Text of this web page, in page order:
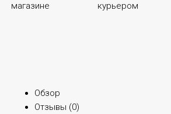
магазине
курьером
Обзор
Отзывы (0)